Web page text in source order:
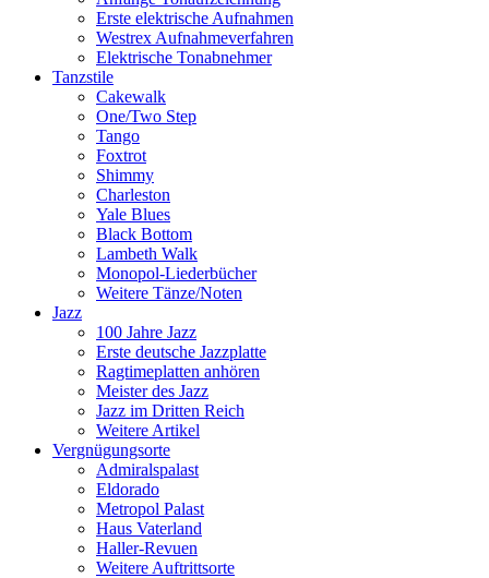
Erste elektrische Aufnahmen
Westrex Aufnahmeverfahren
Elektrische Tonabnehmer
Tanzstile
Cakewalk
One/Two Step
Tango
Foxtrot
Shimmy
Charleston
Yale Blues
Black Bottom
Lambeth Walk
Monopol-Liederbücher
Weitere Tänze/Noten
Jazz
100 Jahre Jazz
Erste deutsche Jazzplatte
Ragtimeplatten anhören
Meister des Jazz
Jazz im Dritten Reich
Weitere Artikel
Vergnügungsorte
Admiralspalast
Eldorado
Metropol Palast
Haus Vaterland
Haller-Revuen
Weitere Auftrittsorte